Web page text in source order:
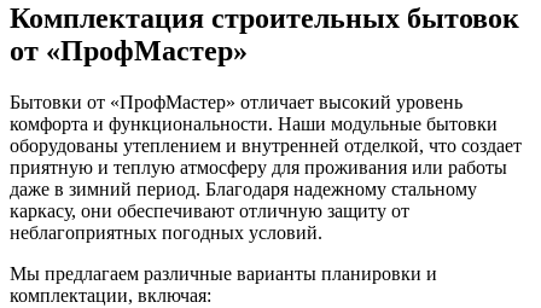
Комплектация строительных бытовок
от «ПрофМастер»
Бытовки от «ПрофМастер» отличает высокий уровень
комфорта и функциональности. Наши модульные бытовки
оборудованы утеплением и внутренней отделкой, что создает
приятную и теплую атмосферу для проживания или работы
даже в зимний период. Благодаря надежному стальному
каркасу, они обеспечивают отличную защиту от
неблагоприятных погодных условий.
Мы предлагаем различные варианты планировки и
комплектации, включая: